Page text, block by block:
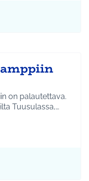
on palautettava.
Tuusulassa,…
Tuusula
mukaan: Infra ja liikenne